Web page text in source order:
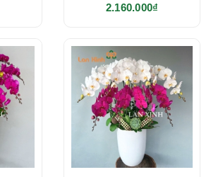
2.160.000₫